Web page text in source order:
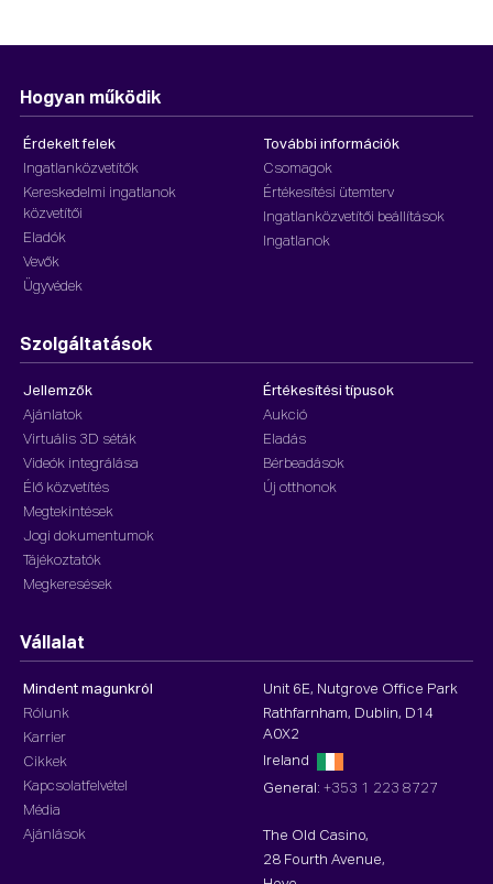
Hogyan működik
Érdekelt felek
Ingatlanközvetítők
Kereskedelmi ingatlanok
közvetítői
Eladók
Vevők
Ügyvédek
További információk
Csomagok
Értékesítési ütemterv
Ingatlanközvetítői beállítások
Ingatlanok
Szolgáltatások
Jellemzők
Ajánlatok
Virtuális 3D séták
Videók integrálása
Élő közvetítés
Megtekintések
Jogi dokumentumok
Tájékoztatók
Megkeresések
Értékesítési típusok
Aukció
Eladás
Bérbeadások
Új otthonok
Vállalat
Mindent magunkról
Rólunk
Karrier
Cikkek
Kapcsolatfelvétel
Média
Ajánlások
Unit 6E, Nutgrove Office Park
Rathfarnham, Dublin, D14
A0X2
Ireland
General: +353 1 223 8727
The Old Casino,
28 Fourth Avenue,